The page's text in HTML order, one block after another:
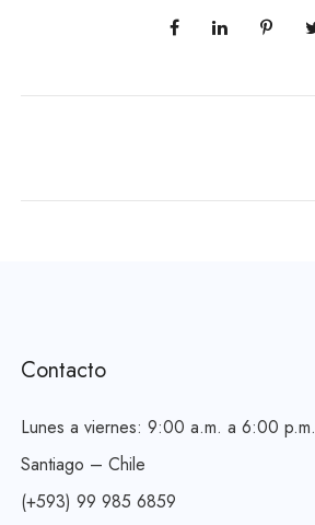
Contacto
Lunes a viernes: 9:00 a.m. a 6:00 p.m.
Santiago – Chile
(+593) 99 985 6859